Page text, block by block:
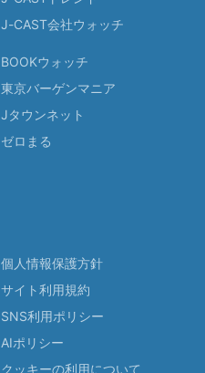
J-CAST会社ウォッチ
BOOKウォッチ
東京バーゲンマニア
Jタウンネット
ゼロまる
個人情報保護方針
サイト利用規約
SNS利用ポリシー
AIポリシー
クッキーの利用について